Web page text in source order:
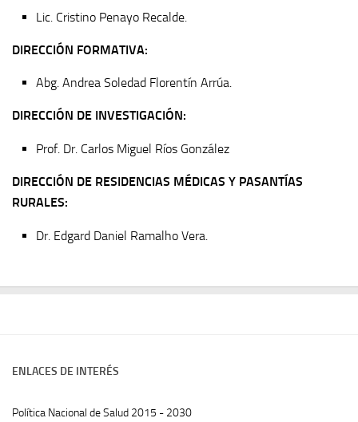
Lic. Cristino Penayo Recalde.
DIRECCIÓN FORMATIVA:
Abg. Andrea Soledad Florentín Arrúa.
DIRECCIÓN DE INVESTIGACIÓN:
Prof. Dr. Carlos Miguel Ríos González
DIRECCIÓN DE RESIDENCIAS MÉDICAS Y PASANTÍAS
RURALES:
Dr. Edgard Daniel Ramalho Vera.
ENLACES DE INTERÉS
Política Nacional de Salud 2015 - 2030